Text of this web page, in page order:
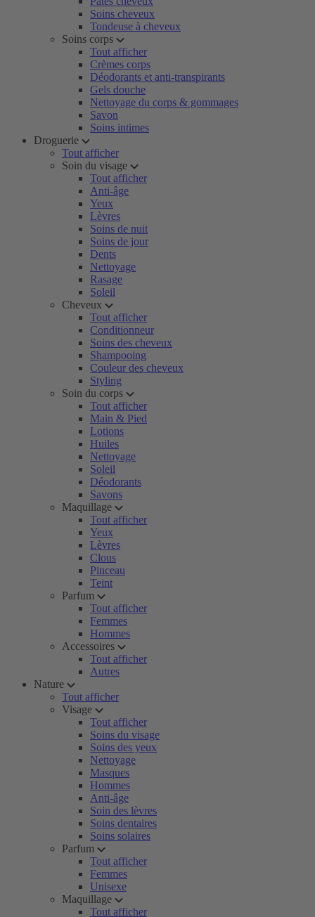
Soins cheveux
Tondeuse à cheveux
Soins corps
Tout afficher
Crèmes corps
Déodorants et anti-transpirants
Gels douche
Nettoyage du corps & gommages
Savon
Soins intimes
Droguerie
Tout afficher
Soin du visage
Tout afficher
Anti-âge
Yeux
Lèvres
Soins de nuit
Soins de jour
Dents
Nettoyage
Rasage
Soleil
Cheveux
Tout afficher
Conditionneur
Soins des cheveux
Shampooing
Couleur des cheveux
Styling
Soin du corps
Tout afficher
Main & Pied
Lotions
Huiles
Nettoyage
Soleil
Déodorants
Savons
Maquillage
Tout afficher
Yeux
Lèvres
Clous
Pinceau
Teint
Parfum
Tout afficher
Femmes
Hommes
Accessoires
Tout afficher
Autres
Nature
Tout afficher
Visage
Tout afficher
Soins du visage
Soins des yeux
Nettoyage
Masques
Hommes
Anti-âge
Soin des lèvres
Soins dentaires
Soins solaires
Parfum
Tout afficher
Femmes
Unisexe
Maquillage
Tout afficher